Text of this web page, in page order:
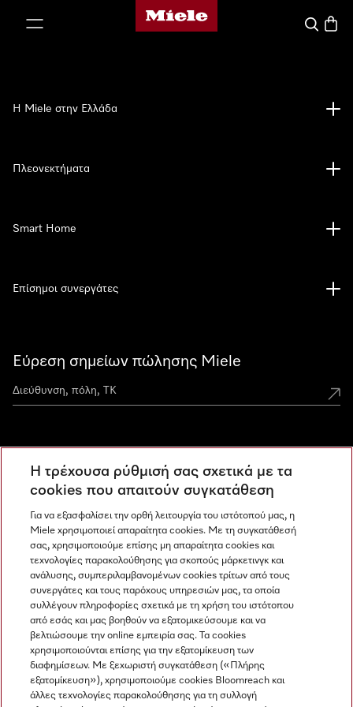
Αρχική σελίδα της Miele
Εύρεση σημείων πώλησης Miele
Ανακαλύψτε τα Miele Experience Center
Newsletter
Η Miele στην Ελλάδα
Πλεονεκτήματα
Smart Home
Επίσημοι συνεργάτες
Miele στο Instagram
Miele στο Facebook
Miele στο Youtube
Η τρέχουσα ρύθμισή σας σχετικά με τα
cookies που απαιτούν συγκατάθεση
Για να εξασφαλίσει την ορθή λειτουργία του ιστότοπού μας, η
Miele χρησιμοποιεί απαραίτητα cookies. Με τη συγκατάθεσή
σας, χρησιμοποιούμε επίσης μη απαραίτητα cookies και
τεχνολογίες παρακολούθησης για σκοπούς μάρκετινγκ και
ανάλυσης, συμπεριλαμβανομένων cookies τρίτων από τους
συνεργάτες και τους παρόχους υπηρεσιών μας, τα οποία
συλλέγουν πληροφορίες σχετικά με τη χρήση του ιστότοπου
από εσάς και μας βοηθούν να εξατομικεύσουμε και να
βελτιώσουμε την online εμπειρία σας. Τα cookies
χρησιμοποιούνται επίσης για την εξατομίκευση των
διαφημίσεων. Με ξεχωριστή συγκατάθεση («Πλήρης
εξατομίκευση»), χρησιμοποιούμε cookies Bloomreach και
άλλες τεχνολογίες παρακολούθησης για τη συλλογή